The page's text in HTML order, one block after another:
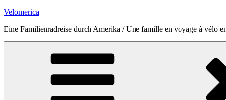
Velomerica
Eine Familienradreise durch Amerika / Une famille en voyage à vélo